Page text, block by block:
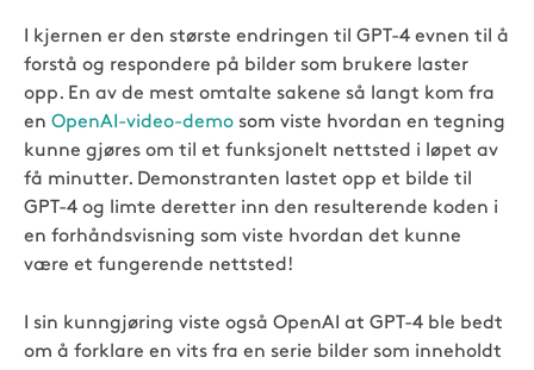
I kjernen er den største endringen til GPT-4 evnen til å
forstå og respondere på bilder som brukere laster
opp. En av de mest omtalte sakene så langt kom fra
en OpenAI-video-demo som viste hvordan en tegning
kunne gjøres om til et funksjonelt nettsted i løpet av
få minutter. Demonstranten lastet opp et bilde til
GPT-4 og limte deretter inn den resulterende koden i
en forhåndsvisning som viste hvordan det kunne
være et fungerende nettsted!
I sin kunngjøring viste også OpenAI at GPT-4 ble bedt
om å forklare en vits fra en serie bilder som inneholdt